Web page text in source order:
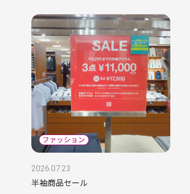
2026.07.23
半袖商品セール